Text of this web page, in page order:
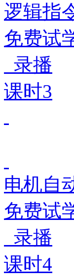
逻辑指
免费试
录播
课时3
电机自
免费试
录播
课时4